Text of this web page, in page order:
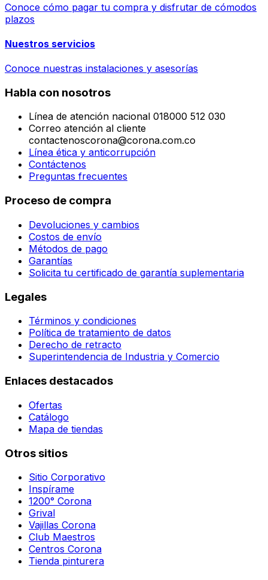
Conoce cómo pagar tu compra y disfrutar de cómodos
plazos
Nuestros servicios
Conoce nuestras instalaciones y asesorías
Habla con nosotros
Línea de atención nacional 018000 512 030
Correo atención al cliente
contactenoscorona@corona.com.co
Línea ética y anticorrupción
Contáctenos
Preguntas frecuentes
Proceso de compra
Devoluciones y cambios
Costos de envío
Métodos de pago
Garantías
Solicita tu certificado de garantía suplementaria
Legales
Términos y condiciones
Política de tratamiento de datos
Derecho de retracto
Superintendencia de Industria y Comercio
Enlaces destacados
Ofertas
Catálogo
Mapa de tiendas
Otros sitios
Sitio Corporativo
Inspírame
1200° Corona
Grival
Vajillas Corona
Club Maestros
Centros Corona
Tienda pinturera